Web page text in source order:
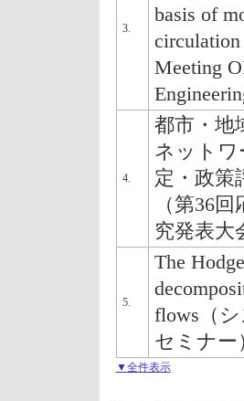
3.
basis of
Meeting
4.
都市・地
ネットワ
定・政策
（第36
究発表大
5.
The
flows（
セミナー
▼全件表示